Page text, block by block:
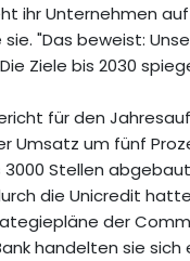
ihr Unternehmen auf
"Das beweist:
Ziele bis 2030
für den
Umsatz um fünf
Stellen
die Unicredit
der
handelten sie sich